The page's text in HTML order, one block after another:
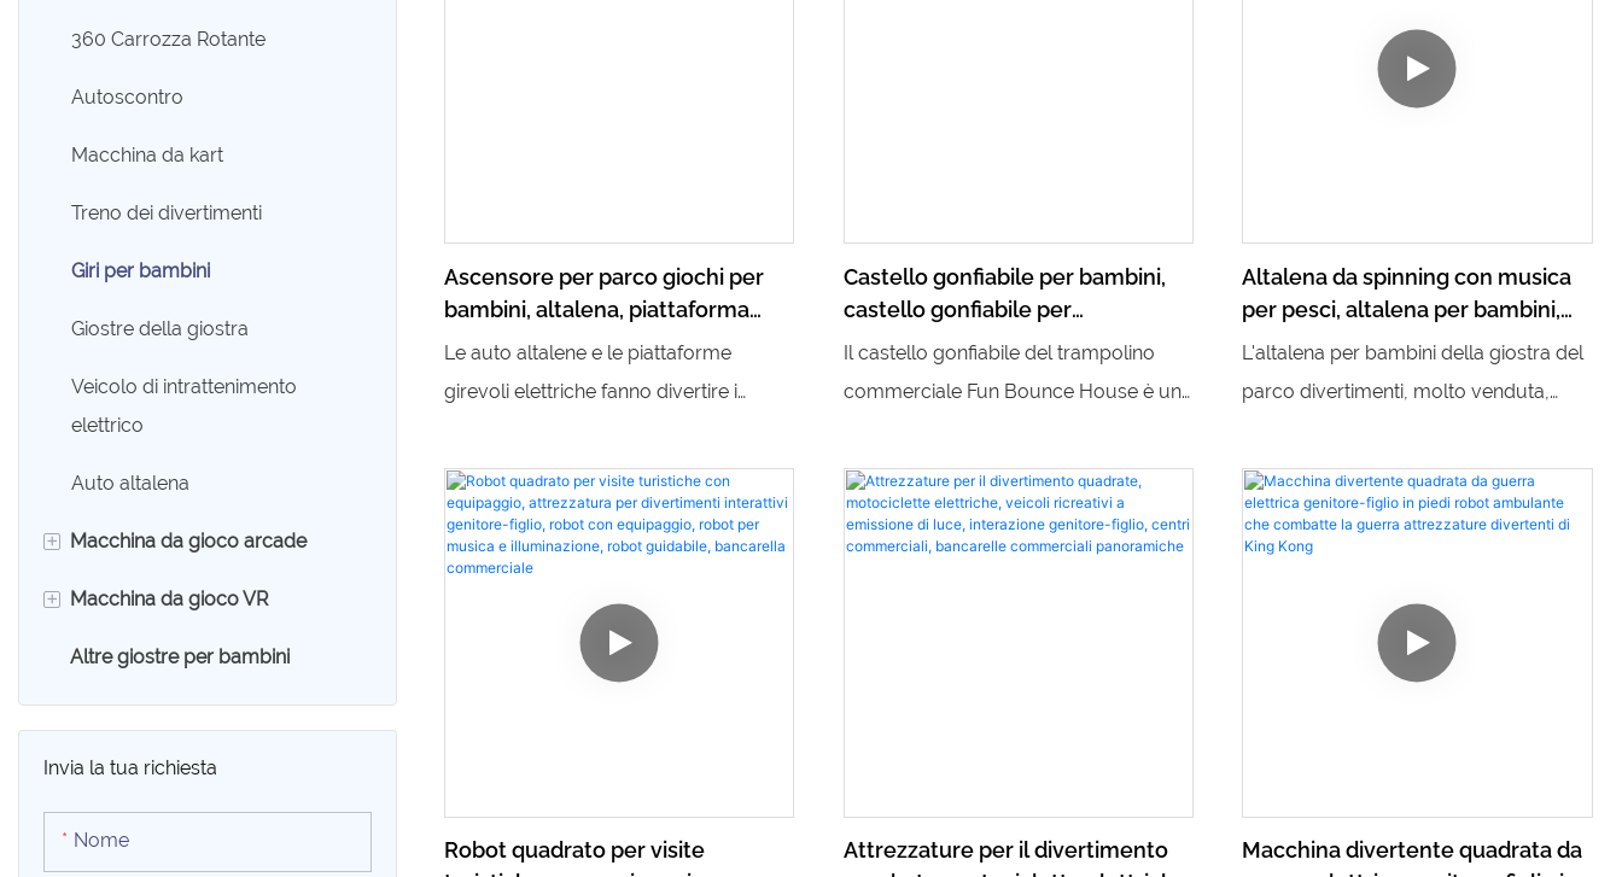
360 Carrozza Rotante
Autoscontro
Macchina da kart
Treno dei divertimenti
Giri per bambini
Giostre della giostra
Veicolo di intrattenimento
elettrico
Auto altalena
+ Macchina da gioco arcade
Macchina per artigli
Macchina da gioco di corse
Sport Game Machine
Swing Game Machine
+ Macchina da gioco VR
Sedia a uovo VR
Altre giostre per bambini
Invia la tua richiesta
Nome
Ascensore per parco giochi per
bambini, altalena, piattaforma
girevole elettrica, gioco in piazza
Le auto altalene e le piattaforme
girevoli elettriche fanno divertire i
macchinine a dondolo aggiungono
entusiasmo, rendendoli l'attrezzatura
perfetta per far giocare e divertirsi i
Castello gonfiabile per bambini,
castello gonfiabile per
trampolino, divertimento
festa per bambini
Il castello gonfiabile del trampolino
commerciale Fun Bounce House è un
ore di divertimento con salti e rimbalzi.
Questo castello resistente e dai colori
vivaci sarà sicuramente un successo
Altalena da spinning con musica
per pesci, altalena per bambini,
carosello del parco divertimenti di
L'altalena per bambini della giostra del
parco divertimenti, molto venduta,
pesce che riproducono musica mentre
girano, offrendo un'esperienza
emozionante e stravagante per i
e il movimento emozionante, questa
giostra oscillante è un must per
Robot quadrato per visite
Attrezzature per il divertimento
Macchina divertente quadrata da